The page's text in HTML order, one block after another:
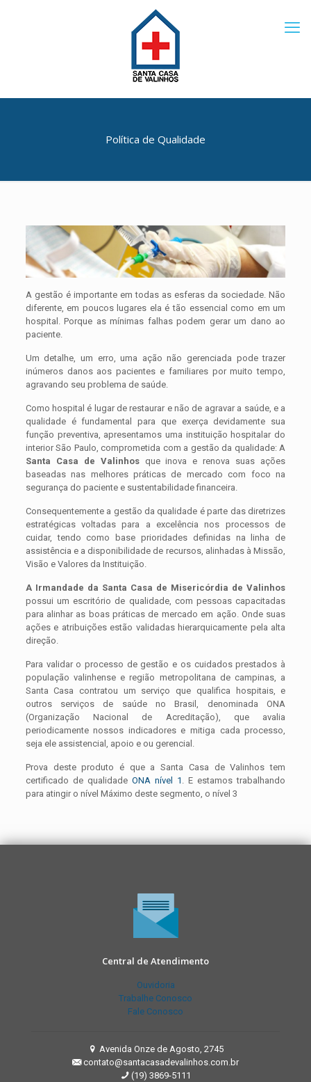
Política de Qualidade
A gestão é importante em todas as esferas da sociedade. Não
diferente, em poucos lugares ela é tão essencial como em um
hospital. Porque as mínimas falhas podem gerar um dano ao
paciente.
Um detalhe, um erro, uma ação não gerenciada pode trazer
inúmeros danos aos pacientes e familiares por muito tempo,
agravando seu problema de saúde.
Como hospital é lugar de restaurar e não de agravar a saúde, e a
qualidade é fundamental para que exerça devidamente sua
função preventiva, apresentamos uma instituição hospitalar do
interior São Paulo, comprometida com a gestão da qualidade: A
Santa Casa de Valinhos que inova e renova suas ações
baseadas nas melhores práticas de mercado com foco na
segurança do paciente e sustentabilidade financeira.
Consequentemente a gestão da qualidade é parte das diretrizes
estratégicas voltadas para a excelência nos processos de
cuidar, tendo como base prioridades definidas na linha de
assistência e a disponibilidade de recursos, alinhadas à Missão,
Visão e Valores da Instituição.
A Irmandade da Santa Casa de Misericórdia de Valinhos
possui um escritório de qualidade, com pessoas capacitadas
para alinhar as boas práticas de mercado em ação. Onde suas
ações e atribuições estão validadas hierarquicamente pela alta
direção.
Para validar o processo de gestão e os cuidados prestados à
população valinhense e região metropolitana de campinas, a
Santa Casa contratou um serviço que qualifica hospitais, e
outros serviços de saúde no Brasil, denominada ONA
(Organização Nacional de Acreditação), que avalia
periodicamente nossos indicadores e mitiga cada processo,
seja ele assistencial, apoio e ou gerencial.
Prova deste produto é que a Santa Casa de Valinhos tem
certificado de qualidade ONA nível 1 . E estamos trabalhando
para atingir o nível Máximo deste segmento, o nível 3
Central de Atendimento
Ouvidoria
Trabalhe Conosco
Fale Conosco
Avenida Onze de Agosto, 2745
contato@santacasadevalinhos.com.br
(19) 3869-5111